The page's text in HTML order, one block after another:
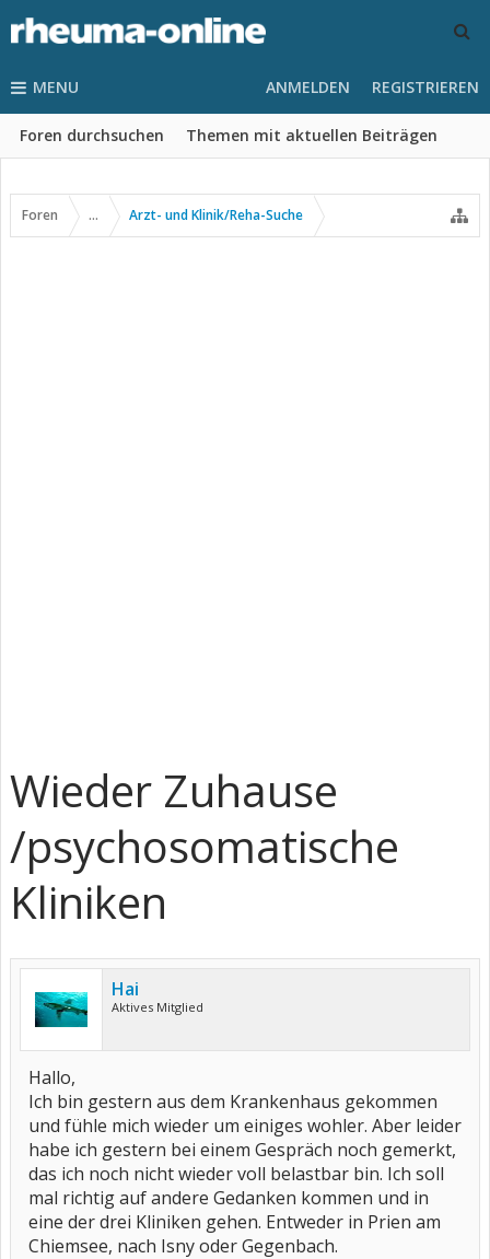
MENU
Foren durchsuchen Themen mit aktuellen Beiträgen
ANMELDEN REGISTRIEREN
Foren ... Arzt- und Klinik/Reha-Suche
Wieder Zuhause
/psychosomatische
Kliniken
Hai
Aktives Mitglied
Hallo,
Ich bin gestern aus dem Krankenhaus gekommen
und fühle mich wieder um einiges wohler. Aber leider
habe ich gestern bei einem Gespräch noch gemerkt,
das ich noch nicht wieder voll belastbar bin. Ich soll
mal richtig auf andere Gedanken kommen und in
eine der drei Kliniken gehen. Entweder in Prien am
Chiemsee, nach Isny oder Gegenbach.